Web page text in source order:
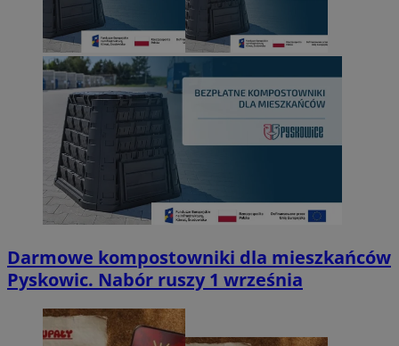
Darmowe kompostowniki dla mieszkańców
Pyskowic. Nabór ruszy 1 września